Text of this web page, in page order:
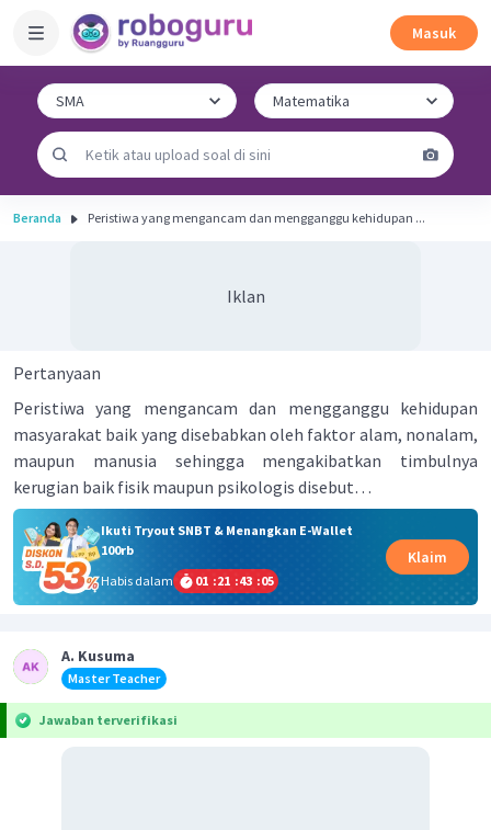
Masuk
Beranda Peristiwa yang mengancam dan mengganggu kehidupan ...
Iklan
Pertanyaan
Peristiwa yang mengancam dan mengganggu kehidupan
masyarakat baik yang disebabkan oleh faktor alam, nonalam,
maupun manusia sehingga mengakibatkan timbulnya
kerugian baik fisik maupun psikologis disebut…
Ikuti Tryout SNBT & Menangkan E-Wallet
100rb
Habis dalam
01 :21 :43 :05
Klaim
A. Kusuma
Master Teacher
Jawaban terverifikasi